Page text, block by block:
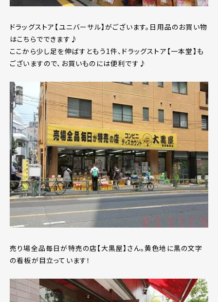
ドラッグストア【ユニバーサル】がございます。日用品のお買い物
はこちらでできます♪
ここから少し足を伸ばすともう1件、ドラッグストア【一本堂】も
ございますので、お買いものには便利です♪
売り場全品毎日が特売の店【大黒屋】さん。黄色地に黒の文字
の看板が目立っています！